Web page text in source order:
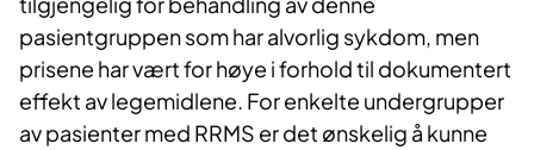
pasientgruppen som har alvorlig sykdom, men
prisene har vært for høye i forhold til dokumentert
effekt av legemidlene. For enkelte undergrupper
av pasienter med RRMS er det ønskelig å kunne